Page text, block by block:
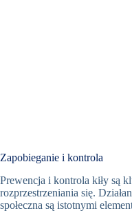
Zapobieganie i kontrola
Prewencja i kontrola kiły są
rozprzestrzeniania się.
społeczna są istotnymi